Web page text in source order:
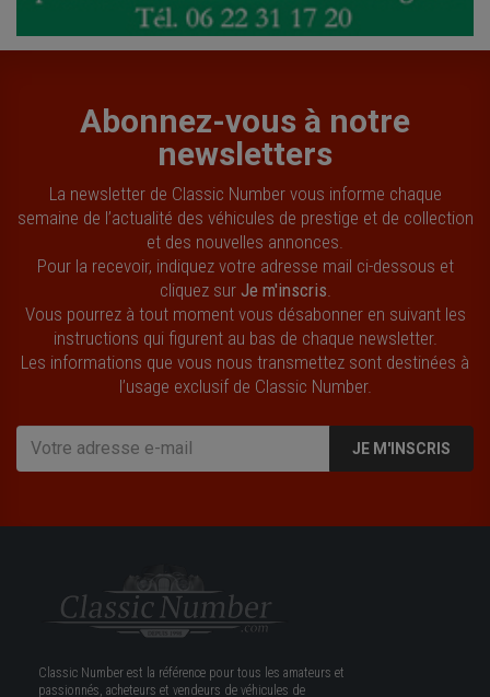
Abonnez-vous à notre
newsletters
La newsletter de Classic Number vous informe chaque
semaine de l’actualité des véhicules de prestige et de collection
et des nouvelles annonces.
Pour la recevoir, indiquez votre adresse mail ci-dessous et
cliquez sur Je m'inscris.
Vous pourrez à tout moment vous désabonner en suivant les
instructions qui figurent au bas de chaque newsletter.
Les informations que vous nous transmettez sont destinées à
l’usage exclusif de Classic Number.
JE M'INSCRIS
Classic Number est la référence pour tous les amateurs et
passionnés, acheteurs et vendeurs de véhicules de